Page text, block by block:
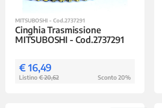
MITSUBOSHI - Cod.2737291
Cinghia Trasmissione
MITSUBOSHI - Cod.2737291
€ 16,49
Listino € 20,62 Sconto 20%